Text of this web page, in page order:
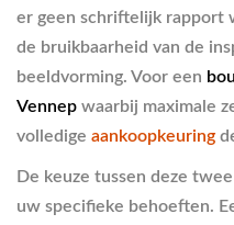
er geen schriftelijk rapport
de bruikbaarheid van de
beeldvorming. Voor een
Vennep waarbij maximale
volledige aankoopkeuring
De keuze tussen deze
uw specifieke behoeften.